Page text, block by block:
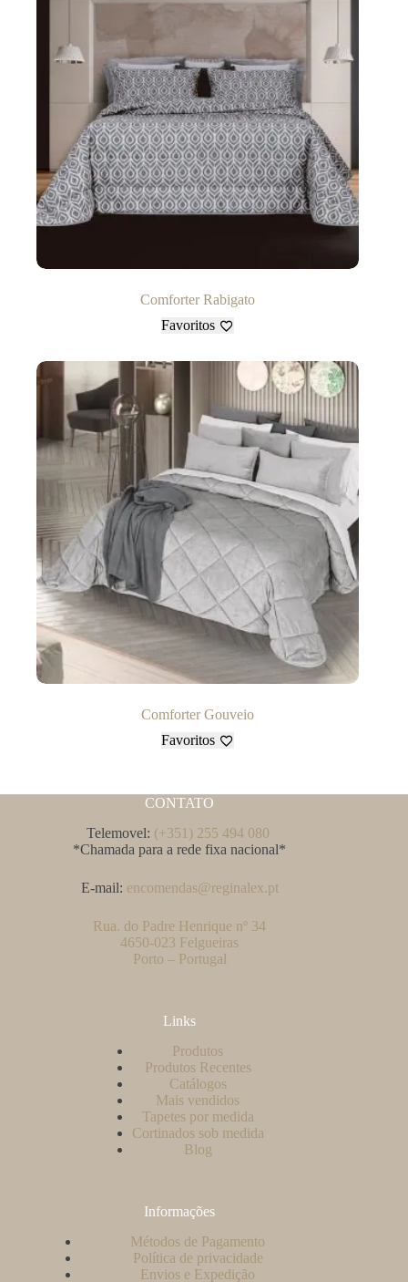
Comforter Rabigato
Favoritos
Comforter Gouveio
Favoritos
CONTATO
Telemovel: (+351) 255 494 080
*Chamada para a rede fixa nacional*
E-mail: encomendas@reginalex.pt
Rua. do Padre Henrique nº 34
4650-023 Felgueiras
Porto – Portugal
Links
Produtos
Produtos Recentes
Catálogos
Mais vendidos
Tapetes por medida
Cortinados sob medida
Blog
Informações
Métodos de Pagamento
Política de privacidade
Envios e Expedição